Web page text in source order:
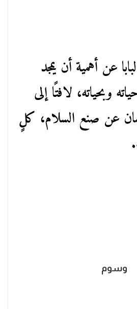
عن أهمية أن يمجد
وبحياته، لافتًا إلى
عن صنع السلام، كلٍ
وسوم